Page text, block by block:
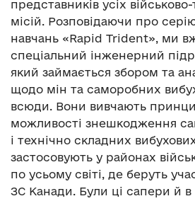
представників усіх
місій. Розповідаючи про
навчань «Rapid Trident», ми
спеціальний інженерний
який займається збором та
щодо мін та саморобних
всюди. Вони вивчають
можливості знешкодження
і технічно складних
застосовують у районах
по усьому світі, де беруть
ЗС Канади. Були ці сапери й в